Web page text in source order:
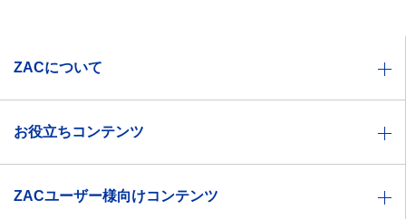
ZACについて
業種別ソリューション一覧
価格体系
お役立ちコンテンツ
お役立ち資料
ZACユーザー様向けコンテンツ